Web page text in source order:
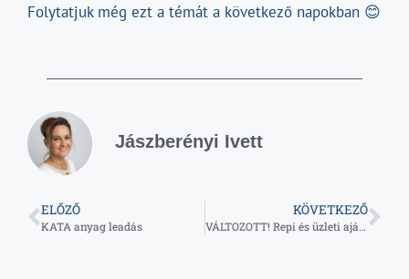
Folytatjuk még ezt a témát a következő napokban 😊
Jászberényi Ivett
ELŐZŐ
KATA anyag leadás
KÖVETKEZŐ
VÁLTOZOTT! Repi és üzleti ajándék csak 15% adóért?